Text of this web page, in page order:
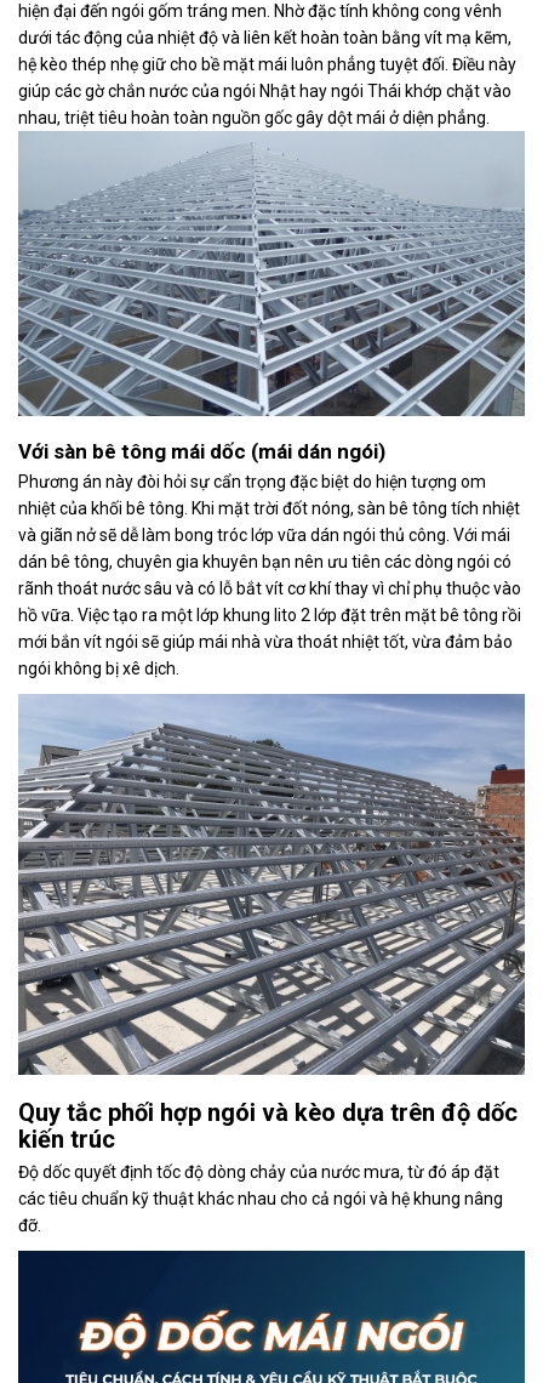
hiện đại đến ngói gốm tráng men. Nhờ đặc tính không cong vênh
dưới tác động của nhiệt độ và liên kết hoàn toàn bằng vít mạ kẽm,
hệ kèo thép nhẹ giữ cho bề mặt mái luôn phẳng tuyệt đối. Điều này
giúp các gờ chắn nước của ngói Nhật hay ngói Thái khớp chặt vào
nhau, triệt tiêu hoàn toàn nguồn gốc gây dột mái ở diện phẳng.
Với sàn bê tông mái dốc (mái dán ngói)
Phương án này đòi hỏi sự cẩn trọng đặc biệt do hiện tượng om
nhiệt của khối bê tông. Khi mặt trời đốt nóng, sàn bê tông tích nhiệt
và giãn nở sẽ dễ làm bong tróc lớp vữa dán ngói thủ công. Với mái
dán bê tông, chuyên gia khuyên bạn nên ưu tiên các dòng ngói có
rãnh thoát nước sâu và có lỗ bắt vít cơ khí thay vì chỉ phụ thuộc vào
hồ vữa. Việc tạo ra một lớp khung lito 2 lớp đặt trên mặt bê tông rồi
mới bắn vít ngói sẽ giúp mái nhà vừa thoát nhiệt tốt, vừa đảm bảo
ngói không bị xê dịch.
Quy tắc phối hợp ngói và kèo dựa trên độ dốc
kiến trúc
Độ dốc quyết định tốc độ dòng chảy của nước mưa, từ đó áp đặt
các tiêu chuẩn kỹ thuật khác nhau cho cả ngói và hệ khung nâng
đỡ.